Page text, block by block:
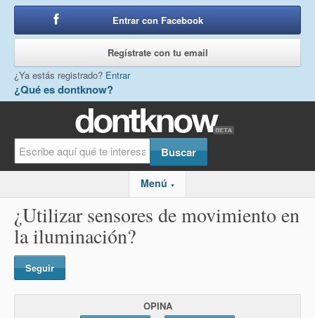
¿Qué es dontknow?
Entrar con Facebook
Regístrate con tu email
¿Ya estás registrado? Entrar
Menú ▼
¿Utilizar sensores de movimiento en
la iluminación?
Seguir
OPINA